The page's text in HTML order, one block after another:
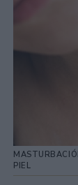
PIEL